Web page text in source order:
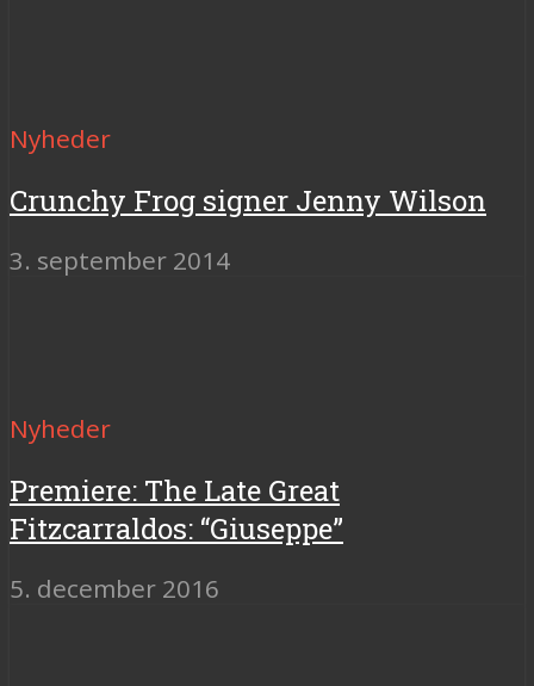
Nyheder
Crunchy Frog signer Jenny Wilson
3. september 2014
Nyheder
Premiere: The Late Great
Fitzcarraldos: “Giuseppe”
5. december 2016